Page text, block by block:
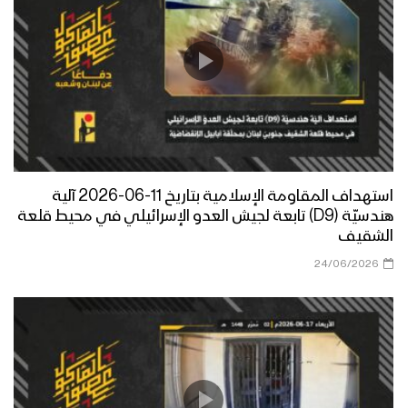
استهداف المقاومة الإسلامية بتاريخ 11-06-2026 آلية
هندسيّة (D9) تابعة لجيش العدو الإسرائيلي في محيط قلعة
الشقيف
24/06/2026